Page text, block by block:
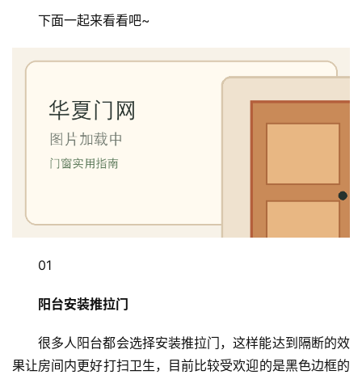
下面一起来看看吧~
01
阳台安装推拉门
很多人阳台都会选择安装推拉门，这样能达到隔断的效
果让房间内更好打扫卫生，目前比较受欢迎的是黑色边框的